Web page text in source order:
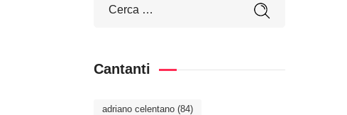
Cantanti
adriano celentano (84)